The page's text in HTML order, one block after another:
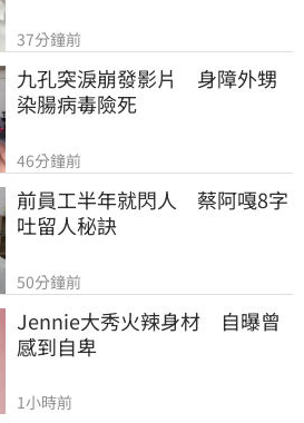
37分鐘前
九孔突淚崩發影片　身障外甥
染腸病毒險死
46分鐘前
前員工半年就閃人　蔡阿嘎8字
吐留人秘訣
50分鐘前
Jennie大秀火辣身材　自曝曾
感到自卑
1小時前